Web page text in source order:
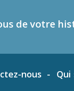
de votre
nous Qui